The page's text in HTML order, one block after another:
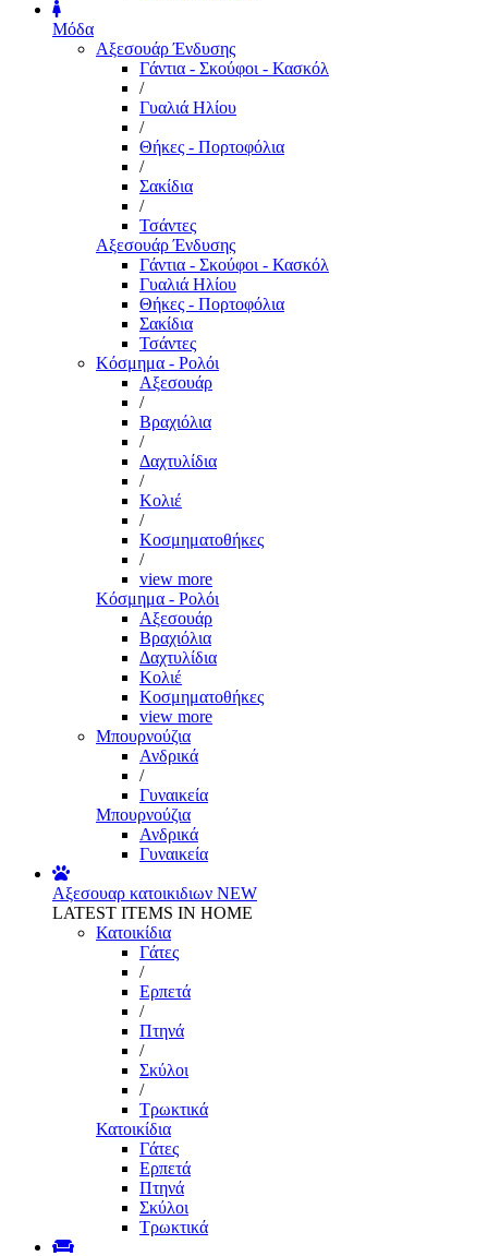
Μόδα
Αξεσουάρ Ένδυσης
Γάντια - Σκούφοι - Κασκόλ
/
Γυαλιά Ηλίου
/
Θήκες - Πορτοφόλια
/
Σακίδια
/
Τσάντες
Αξεσουάρ Ένδυσης
Γάντια - Σκούφοι - Κασκόλ
Γυαλιά Ηλίου
Θήκες - Πορτοφόλια
Σακίδια
Τσάντες
Κόσμημα - Ρολόι
Αξεσουάρ
/
Βραχιόλια
/
Δαχτυλίδια
/
Κολιέ
/
Κοσμηματοθήκες
/
view more
Κόσμημα - Ρολόι
Αξεσουάρ
Βραχιόλια
Δαχτυλίδια
Κολιέ
Κοσμηματοθήκες
view more
Μπουρνούζια
Ανδρικά
/
Γυναικεία
Μπουρνούζια
Ανδρικά
Γυναικεία
Αξεσουαρ κατοικιδιων NEW
LATEST ITEMS IN HOME
Κατοικίδια
Γάτες
/
Ερπετά
/
Πτηνά
/
Σκύλοι
/
Τρωκτικά
Κατοικίδια
Γάτες
Ερπετά
Πτηνά
Σκύλοι
Τρωκτικά